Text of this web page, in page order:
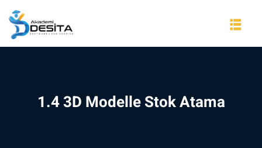
Skip
content
1.4 3D Modelle Stok Atama